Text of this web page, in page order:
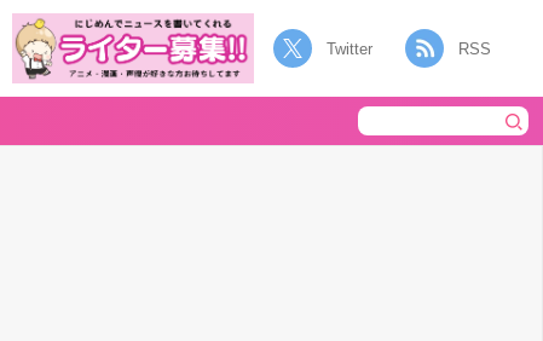
Twitter RSS